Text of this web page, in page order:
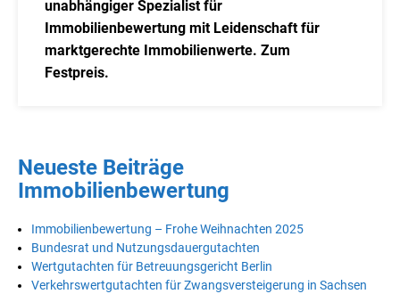
unabhängiger Spezialist für
Immobilienbewertung mit Leidenschaft für
marktgerechte Immobilienwerte. Zum
Festpreis.
Neueste Beiträge
Immobilienbewertung
Immobilienbewertung – Frohe Weihnachten 2025
Bundesrat und Nutzungsdauergutachten
Wertgutachten für Betreuungsgericht Berlin
Verkehrswertgutachten für Zwangsversteigerung in Sachsen